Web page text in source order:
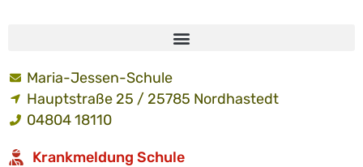
Maria-Jessen-Schule
Hauptstraße 25 / 25785 Nordhastedt
04804 18110
Krankmeldung Schule